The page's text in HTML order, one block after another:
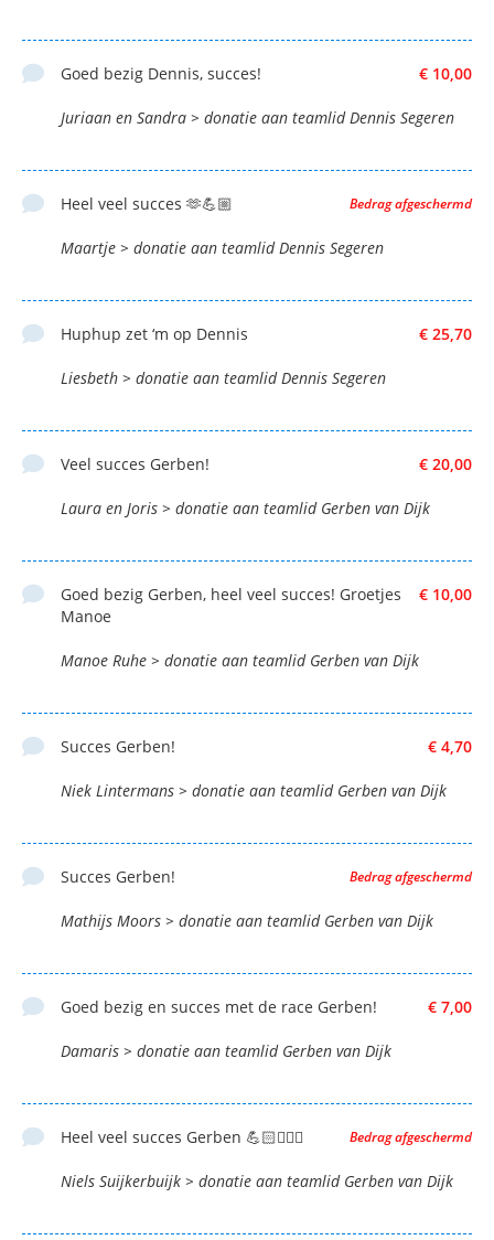
€ 10,00
Goed bezig Dennis, succes!
Juriaan en Sandra > donatie aan teamlid Dennis Segeren
Bedrag afgeschermd
Heel veel succes 🫶💪🏼
Maartje > donatie aan teamlid Dennis Segeren
€ 25,70
Huphup zet ‘m op Dennis
Liesbeth > donatie aan teamlid Dennis Segeren
€ 20,00
Veel succes Gerben!
Laura en Joris > donatie aan teamlid Gerben van Dijk
€ 10,00
Goed bezig Gerben, heel veel succes! Groetjes
Manoe
Manoe Ruhe > donatie aan teamlid Gerben van Dijk
€ 4,70
Succes Gerben!
Niek Lintermans > donatie aan teamlid Gerben van Dijk
Bedrag afgeschermd
Succes Gerben!
Mathijs Moors > donatie aan teamlid Gerben van Dijk
€ 7,00
Goed bezig en succes met de race Gerben!
Damaris > donatie aan teamlid Gerben van Dijk
Bedrag afgeschermd
Heel veel succes Gerben 💪🏻🚴🏻‍♂️
Niels Suijkerbuijk > donatie aan teamlid Gerben van Dijk